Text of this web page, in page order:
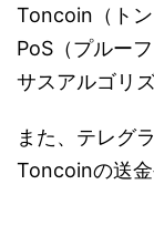
Toncoin（ト
PoS（プルー
サスアルゴリ
また、テレグ
Toncoinの送金